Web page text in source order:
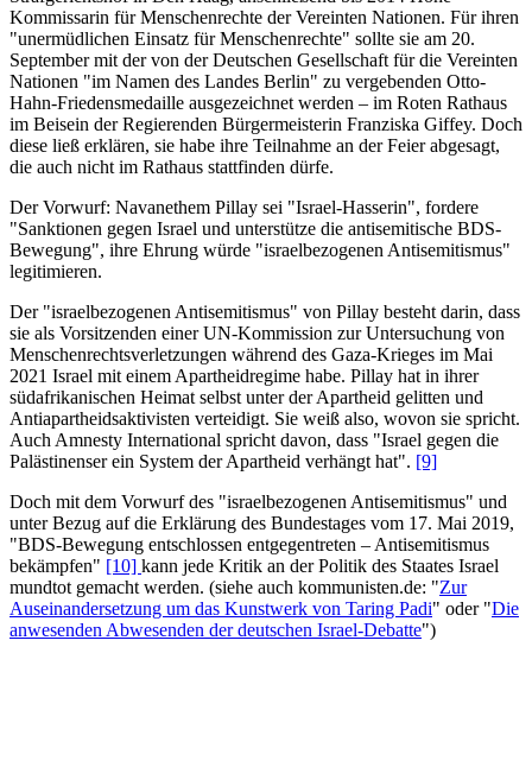
Kommissarin für Menschenrechte der Vereinten Nationen. Für ihren
"unermüdlichen Einsatz für Menschenrechte" sollte sie am 20.
September mit der von der Deutschen Gesellschaft für die Vereinten
Nationen "im Namen des Landes Berlin" zu vergebenden Otto-
Hahn-Friedensmedaille ausgezeichnet werden – im Roten Rathaus
im Beisein der Regierenden Bürgermeisterin Franziska Giffey. Doch
diese ließ erklären, sie habe ihre Teilnahme an der Feier abgesagt,
die auch nicht im Rathaus stattfinden dürfe.
Der Vorwurf: Navanethem Pillay sei "Israel-Hasserin", fordere
"Sanktionen gegen Israel und unterstütze die antisemitische BDS-
Bewegung", ihre Ehrung würde "israelbezogenen Antisemitismus"
legitimieren.
Der "israelbezogenen Antisemitismus" von Pillay besteht darin, dass
sie als Vorsitzenden einer UN-Kommission zur Untersuchung von
Menschenrechtsverletzungen während des Gaza-Krieges im Mai
2021 Israel mit einem Apartheidregime habe. Pillay hat in ihrer
südafrikanischen Heimat selbst unter der Apartheid gelitten und
Antiapartheidsaktivisten verteidigt. Sie weiß also, wovon sie spricht.
Auch Amnesty International spricht davon, dass "Israel gegen die
Palästinenser ein System der Apartheid verhängt hat". [9]
Doch mit dem Vorwurf des "israelbezogenen Antisemitismus" und
unter Bezug auf die Erklärung des Bundestages vom 17. Mai 2019,
"BDS-Bewegung entschlossen entgegentreten – Antisemitismus
bekämpfen" [10] kann jede Kritik an der Politik des Staates Israel
mundtot gemacht werden. (siehe auch kommunisten.de: "Zur
Auseinandersetzung um das Kunstwerk von Taring Padi" oder "Die
anwesenden Abwesenden der deutschen Israel-Debatte")